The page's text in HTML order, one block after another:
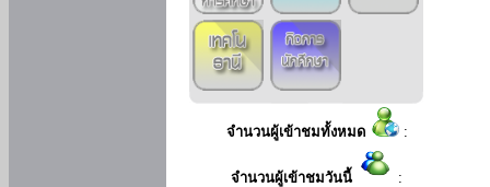
จำนวนผู้เข้าชมทั้งหมด :
จำนวนผู้เข้าชมวันนี้ :